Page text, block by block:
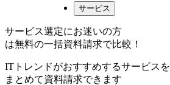
サービス
サービス選定にお迷いの方
は無料の一括資料請求で比較！
ITトレンドがおすすめするサービスを
まとめて資料請求できます